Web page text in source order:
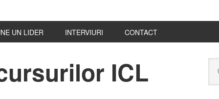
UN LIDER INTERVIURI CONTACT
ICL